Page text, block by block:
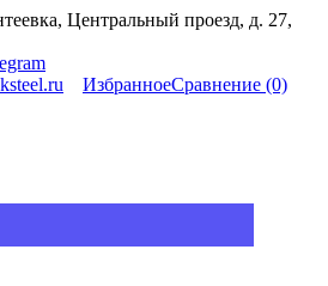
Центральный проезд, д. 27,
ИзбранноеСравнение (0)